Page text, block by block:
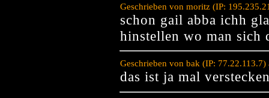
Geschrieben von moritz (IP:
schon gail abba ichh
hinstellen wo man sich
Geschrieben von bak (IP:
das ist ja mal